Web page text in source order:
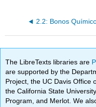
2.2: Bonos
The LibreTexts libraries are
are supported by the
Project, the UC Davis Office
the California State
Program, and Merlot. We